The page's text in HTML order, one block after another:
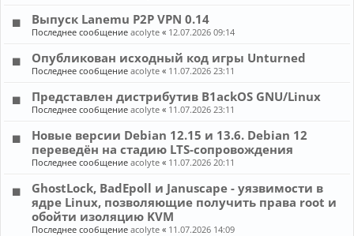
Выпуск Lanemu P2P VPN 0.14
Последнее сообщениеacolyte « 12.07.2026 09:14
Опубликован исходный код игры Unturned
Последнее сообщениеacolyte « 11.07.2026 23:11
Представлен дистрибутив B1ackOS GNU/Linux
Последнее сообщениеacolyte « 11.07.2026 23:11
Новые версии Debian 12.15 и 13.6. Debian 12
переведён на стадию LTS-сопровождения
Последнее сообщениеacolyte « 11.07.2026 20:11
GhostLock, BadEpoll и Januscape - уязвимости в
ядре Linux, позволяющие получить права root и
обойти изоляцию KVM
Последнее сообщениеacolyte « 11.07.2026 14:09